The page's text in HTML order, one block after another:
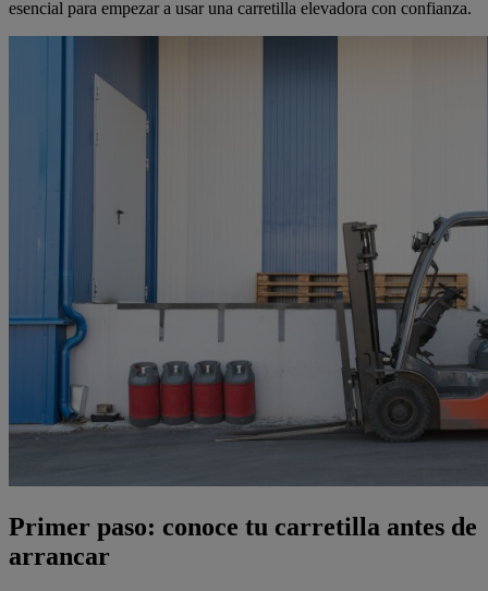
esencial para empezar a usar una carretilla elevadora con confianza.
Primer paso: conoce tu carretilla antes de
arrancar